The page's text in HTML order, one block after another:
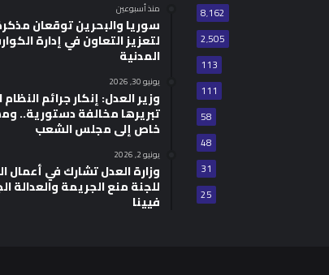
8٬162
2٬505
113
111
58
48
31
25
منذ أسبوعين
سوريا والبحرين توقعان
لتعزيز التعاون في إدارة
المدنية
يونيو 30, 2026
وزير العدل: إنكار جرائم النظام
تبريرها مخالفة دستورية..
خاص إلى مجلس الشعب
يونيو 2, 2026
للجنة منع الجريمة والعدالة
فيينا